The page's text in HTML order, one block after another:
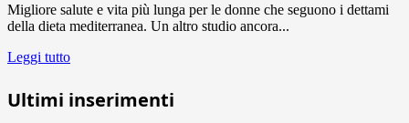
Migliore salute e vita più lunga per le donne che seguono i dettami
della dieta mediterranea. Un altro studio ancora...
Leggi tutto
Ultimi inserimenti